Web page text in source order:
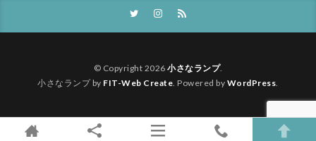
© Copyright 2026 小さなランプ.
小さなランプ by FIT-Web Create . Powered by WordPress